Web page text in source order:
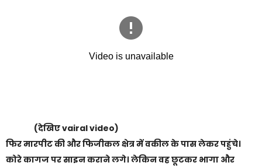
(देखिए vairal video)
फिर मारपीट की और फिजीकल क्षेत्र में वकील के पास लेकर पहुंचे।
कोरे कागज पर साइन कराने लगे। लेकिन वह छूटकर भागा और